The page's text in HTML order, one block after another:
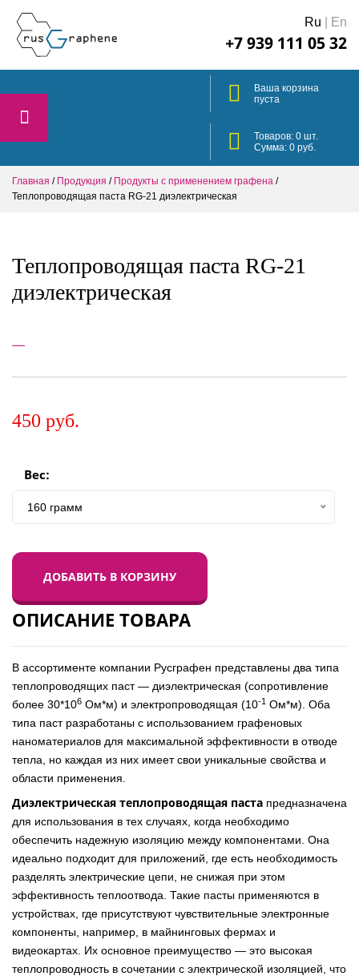
+7 939 111 05 32
Ru En
Ваша корзина
пуста
Товаров: 0 шт.
Сумма: 0 руб.
Главная / Продукция / Продукты с применением графена /
Теплопроводящая паста RG-21 диэлектрическая
Теплопроводящая паста RG-21
диэлектрическая
450 руб.
Вес:
160 грамм
ДОБАВИТЬ В КОРЗИНУ
ОПИСАНИЕ ТОВАРА
В ассортименте компании Русграфен представлены два типа
теплопроводящих паст — диэлектрическая (сопротивление
более 30*106 Ом*м) и электропроводящая (10-1 Ом*м). Оба
типа паст разработаны с использованием графеновых
наноматериалов для максимальной эффективности в отводе
тепла, но каждая из них имеет свои уникальные свойства и
области применения.
Диэлектрическая теплопроводящая паста предназначена
для использования в тех случаях, когда необходимо
обеспечить надежную изоляцию между компонентами. Она
идеально подходит для приложений, где есть необходимость
разделять электрические цепи, не снижая при этом
эффективность теплоотвода. Такие пасты применяются в
устройствах, где присутствуют чувствительные электронные
компоненты, например, в майнинговых фермах и
видеокартах. Их основное преимущество — это высокая
теплопроводность в сочетании с электрической изоляцией, что